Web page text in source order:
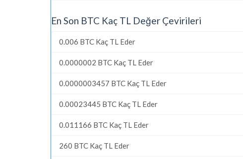
En Son BTC Kaç TL Değer Çevirileri
0.006 BTC Kaç TL Eder
0.0000002 BTC Kaç TL Eder
0.0000003457 BTC Kaç TL Eder
0.00023445 BTC Kaç TL Eder
0.011166 BTC Kaç TL Eder
260 BTC Kaç TL Eder